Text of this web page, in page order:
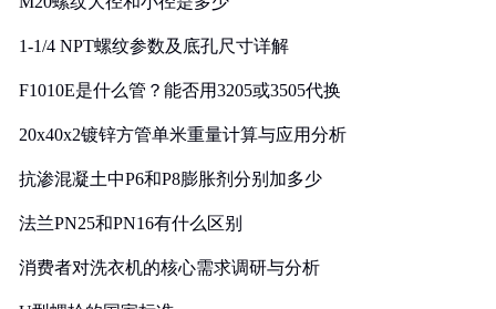
1-1/4 NPT螺纹参数及底孔尺寸详解
F1010E是什么管？能否用3205或3505代换
20x40x2镀锌方管单米重量计算与应用分析
抗渗混凝土中P6和P8膨胀剂分别加多少
法兰PN25和PN16有什么区别
消费者对洗衣机的核心需求调研与分析